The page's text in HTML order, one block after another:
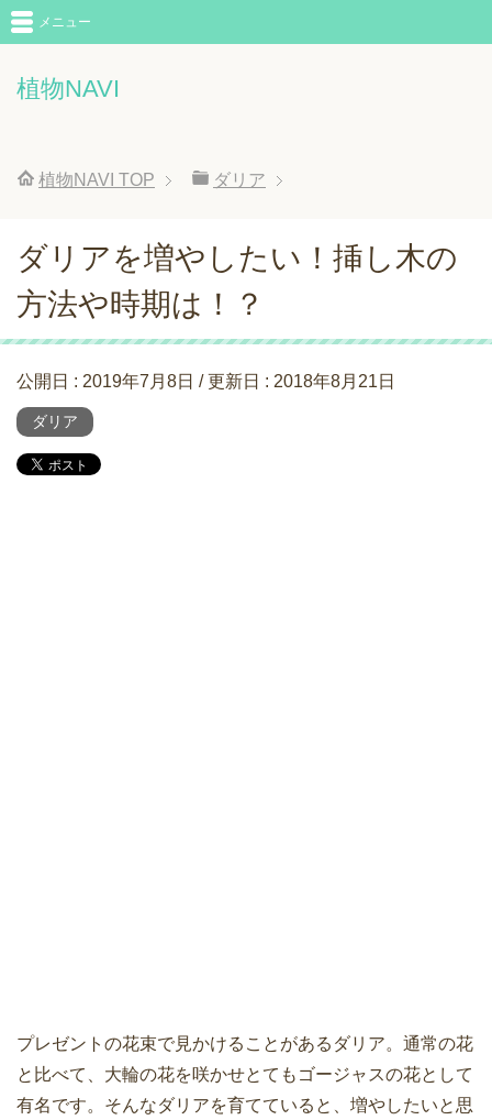
植物NAVI
メニュー
植物NAVI TOP ダリア
ダリアを増やしたい！挿し木の
方法や時期は！？
公開日 : 2019年7月8日 / 更新日 : 2018年8月21日
ダリア
プレゼントの花束で見かけることがあるダリア。通常の花
と比べて、大輪の花を咲かせとてもゴージャスの花として
有名です。そんなダリアを育てていると、増やしたいと思